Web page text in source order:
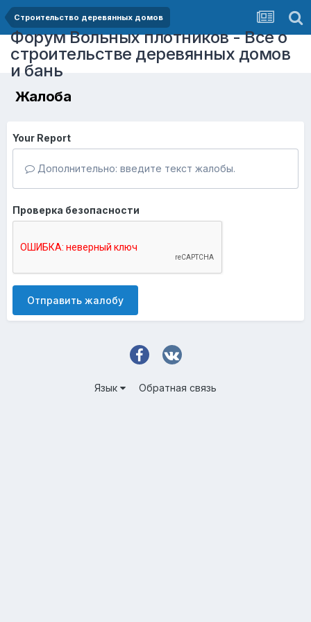
Строительство деревянных домов
Форум Вольных плотников - Все о
строительстве деревянных домов
и бань
Жалоба
Your Report
Дополнительно: введите текст жалобы.
Проверка безопасности
Отправить жалобу
Язык Обратная связь